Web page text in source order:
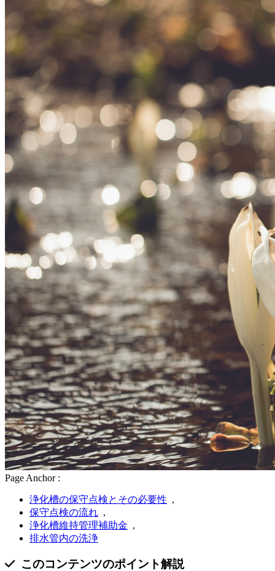
Page Anchor :
浄化槽の保守点検とその必要性 ,
保守点検の流れ ,
浄化槽維持管理補助金 ,
排水管内の洗浄
このコンテンツのポイント解説